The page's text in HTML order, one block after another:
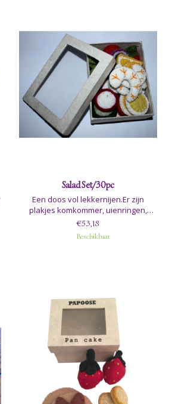
Salad Set/30pc
Een doos vol lekkernijen.Er zijn
plakjes komkommer, uienringen,
citroen, ei, radijs, garnalen, sla en
meer; alles wat je nodig hebt om een
heerlijke salade te maken.
€53,18
Beschikbaar